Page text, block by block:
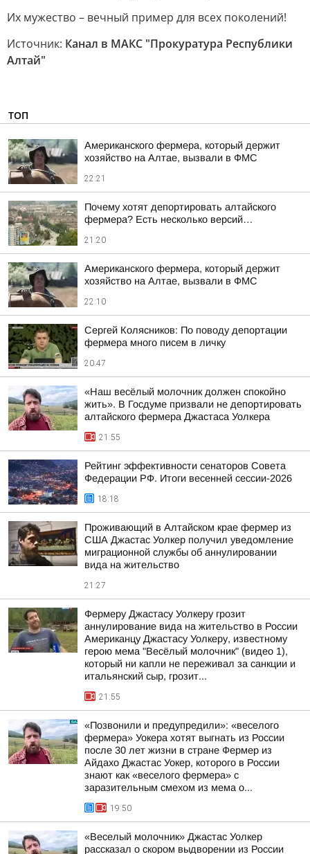
Их мужество – вечный пример для всех поколений!
Источник: Канал в МАКС "Прокуратура Республики
Алтай"
ТОП
Американского фермера, который держит
хозяйство на Алтае, вызвали в ФМС
22:21
Почему хотят депортировать алтайского
фермера? Есть несколько версий…
21:20
Американского фермера, который держит
хозяйство на Алтае, вызвали в ФМС
22:10
Сергей Колясников: По поводу депортации
фермера много писем в личку
20:47
«Наш весёлый молочник должен спокойно
жить». В Госдуме призвали не депортировать
алтайского фермера Джастаса Уолкера
21:55
Рейтинг эффективности сенаторов Совета
Федерации РФ. Итоги весенней сессии-2026
18:18
Проживающий в Алтайском крае фермер из
США Джастас Уолкер получил уведомление
миграционной службы об аннулировании
вида на жительство
21:27
Фермеру Джастасу Уолкеру грозит
аннулирование вида на жительство в России
Американцу Джастасу Уолкеру, известному
герою мема "Весёлый молочник" (видео 1),
который ни капли не переживал за санкции и
итальянский сыр, грозит...
21:55
«Позвонили и предупредили»: «веселого
фермера» Уокера хотят выгнать из России
после 30 лет жизни в стране Фермер из
Айдахо Джастас Уокер, которого в России
знают как «веселого фермера» с
заразительным смехом из мема о...
19:50
«Веселый молочник» Джастас Уолкер
рассказал о скором выдворении из России